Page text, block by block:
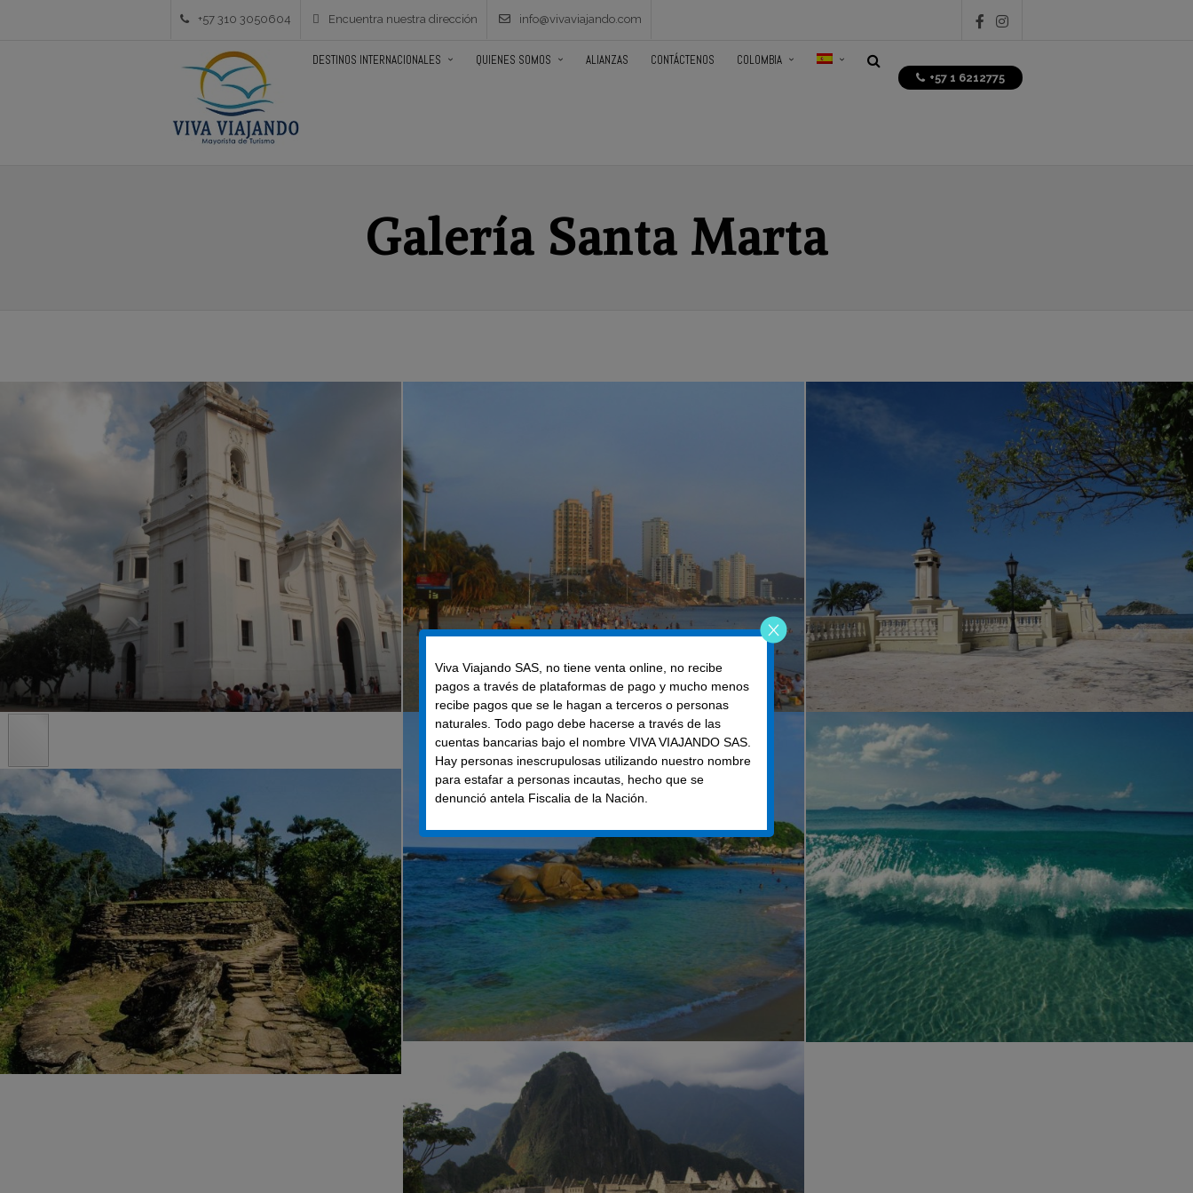
+57 310 3050604 Encuentra nuestra dirección info@vivaviajando.com
+57 1 6212775
DESTINOS INTERNACIONALES QUIENES SOMOS ALIANZAS CONTÁCTENOS COLOMBIA
Galería Santa Marta
Viva Viajando SAS, no tiene venta online, no recibe
pagos a través de plataformas de pago y mucho menos
recibe pagos que se le hagan a terceros o personas
naturales. Todo pago debe hacerse a través de las
cuentas bancarias bajo el nombre VIVA VIAJANDO SAS.
Hay personas inescrupulosas utilizando nuestro nombre
para estafar a personas incautas, hecho que se
denunció antela Fiscalia de la Nación.